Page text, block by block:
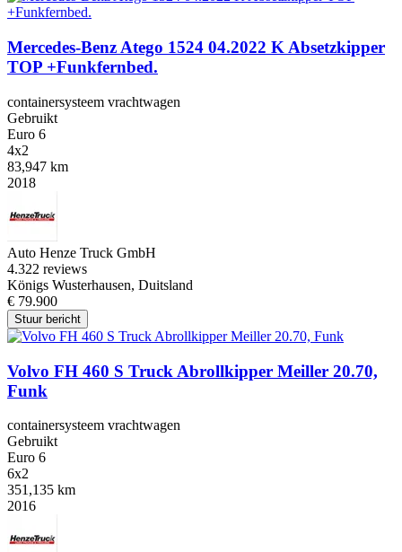
Mercedes-Benz Atego 1524 04.2022 K Absetzkipper
TOP +Funkfernbed.
containersysteem vrachtwagen
Gebruikt
Euro 6
4x2
83,947 km
2018
Auto Henze Truck GmbH
4.322 reviews
Königs Wusterhausen, Duitsland
€ 79.900
Stuur bericht
Volvo FH 460 S Truck Abrollkipper Meiller 20.70,
Funk
containersysteem vrachtwagen
Gebruikt
Euro 6
6x2
351,135 km
2016